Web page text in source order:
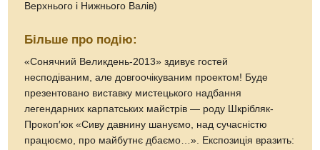
Верхнього і Нижнього Валів)
Більше про подію:
«Сонячний Великдень-2013» здивує гостей
несподіваним, але довгоочікуваним проектом! Буде
презентовано виставку мистецького надбання
легендарних карпатських майстрів — роду Шкрібляк-
Прокоп′юк «Сиву давнину шануємо, над сучасністю
працюємо, про майбутнє дбаємо…». Експозиція вразить: